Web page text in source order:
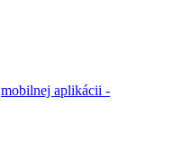
mobilnej aplikácii -